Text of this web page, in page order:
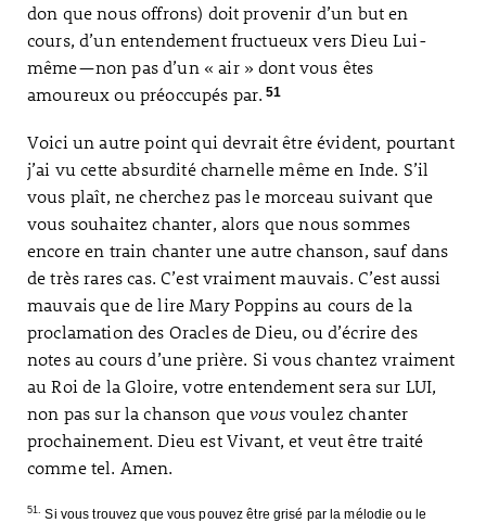
don que nous offrons) doit provenir d’un but en
cours, d’un entendement fructueux vers Dieu Lui-
même—non pas d’un « air » dont vous êtes
amoureux ou préoccupés par. 51
Voici un autre point qui devrait être évident, pourtant
j’ai vu cette absurdité charnelle même en Inde. S’il
vous plaît, ne cherchez pas le morceau suivant que
vous souhaitez chanter, alors que nous sommes
encore en train chanter une autre chanson, sauf dans
de très rares cas. C’est vraiment mauvais. C’est aussi
mauvais que de lire Mary Poppins au cours de la
proclamation des Oracles de Dieu, ou d’écrire des
notes au cours d’une prière. Si vous chantez vraiment
au Roi de la Gloire, votre entendement sera sur LUI,
non pas sur la chanson quevousvoulez chanter
prochainement. Dieu est Vivant, et veut être traité
comme tel. Amen.
51. Si vous trouvez que vous pouvez être grisé par la mélodie ou le